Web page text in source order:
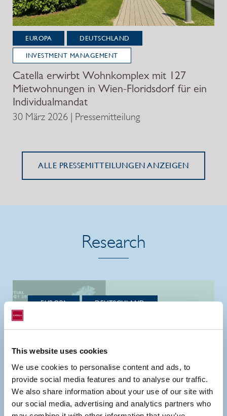
This website uses cookies
We use cookies to personalise content and ads, to
provide social media features and to analyse our traffic.
We also share information about your use of our site with
our social media, advertising and analytics partners who
EUROPA
DEUTSCHLAND
INVESTMENT MANAGEMENT
Catella erwirbt Wohnkomplex mit 127
Mietwohnungen in Wien-Floridsdorf für ein
Individualmandat
30 März 2026 | Pressemitteilung
ALLE PRESSEMITTEILUNGEN ANZEIGEN
Research
EUROPA
DEUTSCHLAND
Catella Research:
Rückläufige
Wohnungsfertigstellungen
verschärfen